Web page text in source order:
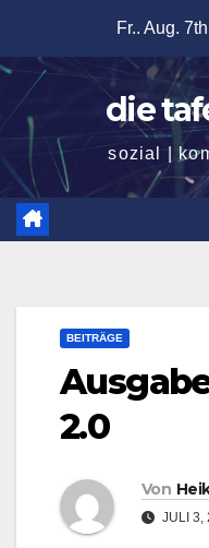
springen
Fr.. Aug.
die
sozial |
BEITRÄGE
2.0
Von
JULI 3,